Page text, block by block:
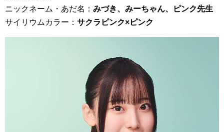
ニックネーム・あだ名： みづき、みーちゃん、ピンク先生
サイリウムカラー： サクラピンク×ピンク